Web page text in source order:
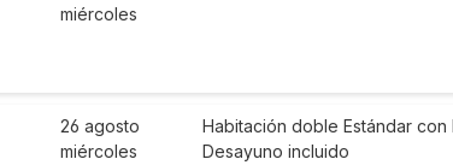
miércoles
26 agosto
miércoles
Habitación doble Estándar
Desayuno incluido